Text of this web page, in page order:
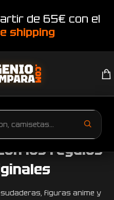
de 65€ con el
shipping
los regalos
figuras anime y